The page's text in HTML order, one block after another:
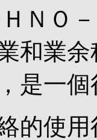
ＮＯ
和業余
是一
使用